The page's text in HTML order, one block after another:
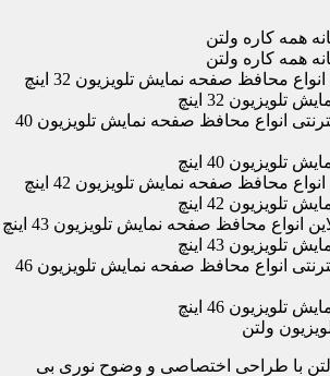
محافظ صفحه نمایش تلویزیون 32 اینچ
32 اینچ
قیمت و خرید اینترنتی انواع محافظ صفحه نمایش تلویزیون 40
40 اینچ
محافظ صفحه نمایش تلویزیون 42 اینچ
42 اینچ
انواع محافظ صفحه نمایش تلویزیون 43 اینچ
43 اینچ
قیمت و خرید اینترنتی انواع محافظ صفحه نمایش تلویزیون 46
46 اینچ
ولتن
با طراحی اختصاصی و وضوح نوری بی